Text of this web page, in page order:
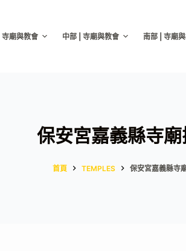
廟與教會 中部 | 寺廟與教會 南部 | 寺廟
保安宮嘉義縣寺
首頁 TEMPLES 保安宮嘉義縣寺